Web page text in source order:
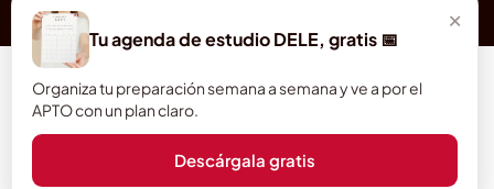
❤️🇪🇸 ¡A por el DELE 2026! ©
un regalo para ti 😉
×
Tu agenda de estudio DELE, gratis 📅
Organiza tu preparación semana a semana y ve a por el
APTO con un plan claro.
Descárgala gratis